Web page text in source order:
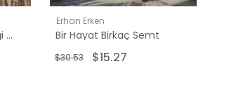
Mengücek Mirası: Divriği Ulu Cami ve Külliyesi
Erhan Erken
Bir Hayat Birkaç Semt
$15.27
$30.53